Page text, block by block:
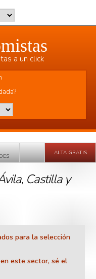
a un click
ALTA GRATIS
Castilla y
para la selección
este sector, sé el